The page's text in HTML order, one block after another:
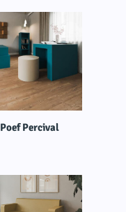
Poef Percival